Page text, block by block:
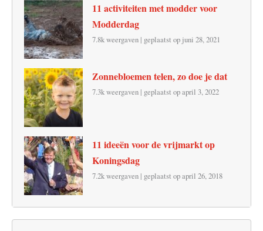
11 activiteiten met modder voor
Modderdag
7.8k weergaven | geplaatst op juni 28, 2021
Zonnebloemen telen, zo doe je dat
7.3k weergaven | geplaatst op april 3, 2022
11 ideeën voor de vrijmarkt op
Koningsdag
7.2k weergaven | geplaatst op april 26, 2018